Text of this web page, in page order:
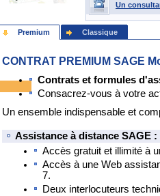
Un
Premium Classique
CONTRAT PREMIUM SAGE
Contrats et formules
Consacrez-vous à votre
Un ensemble indispensable et
Assistance à distance SAGE :
Accès gratuit et illimité à
Accès à une Web
7.
Deux interlocuteurs